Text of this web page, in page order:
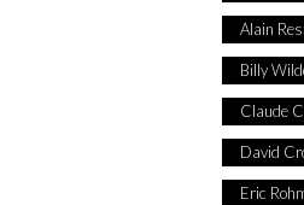
Alain
Billy
Claude
David
Eric